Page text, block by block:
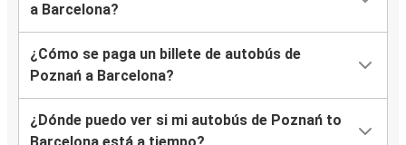
a Barcelona?
¿Cómo se paga un billete de autobús de
Poznań a Barcelona?
¿Dónde puedo ver si mi autobús de Poznań to